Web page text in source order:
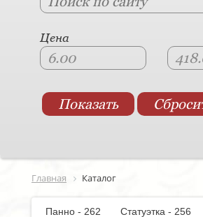
Цена
Главная Каталог
Панно - 262 Статуэтка - 256